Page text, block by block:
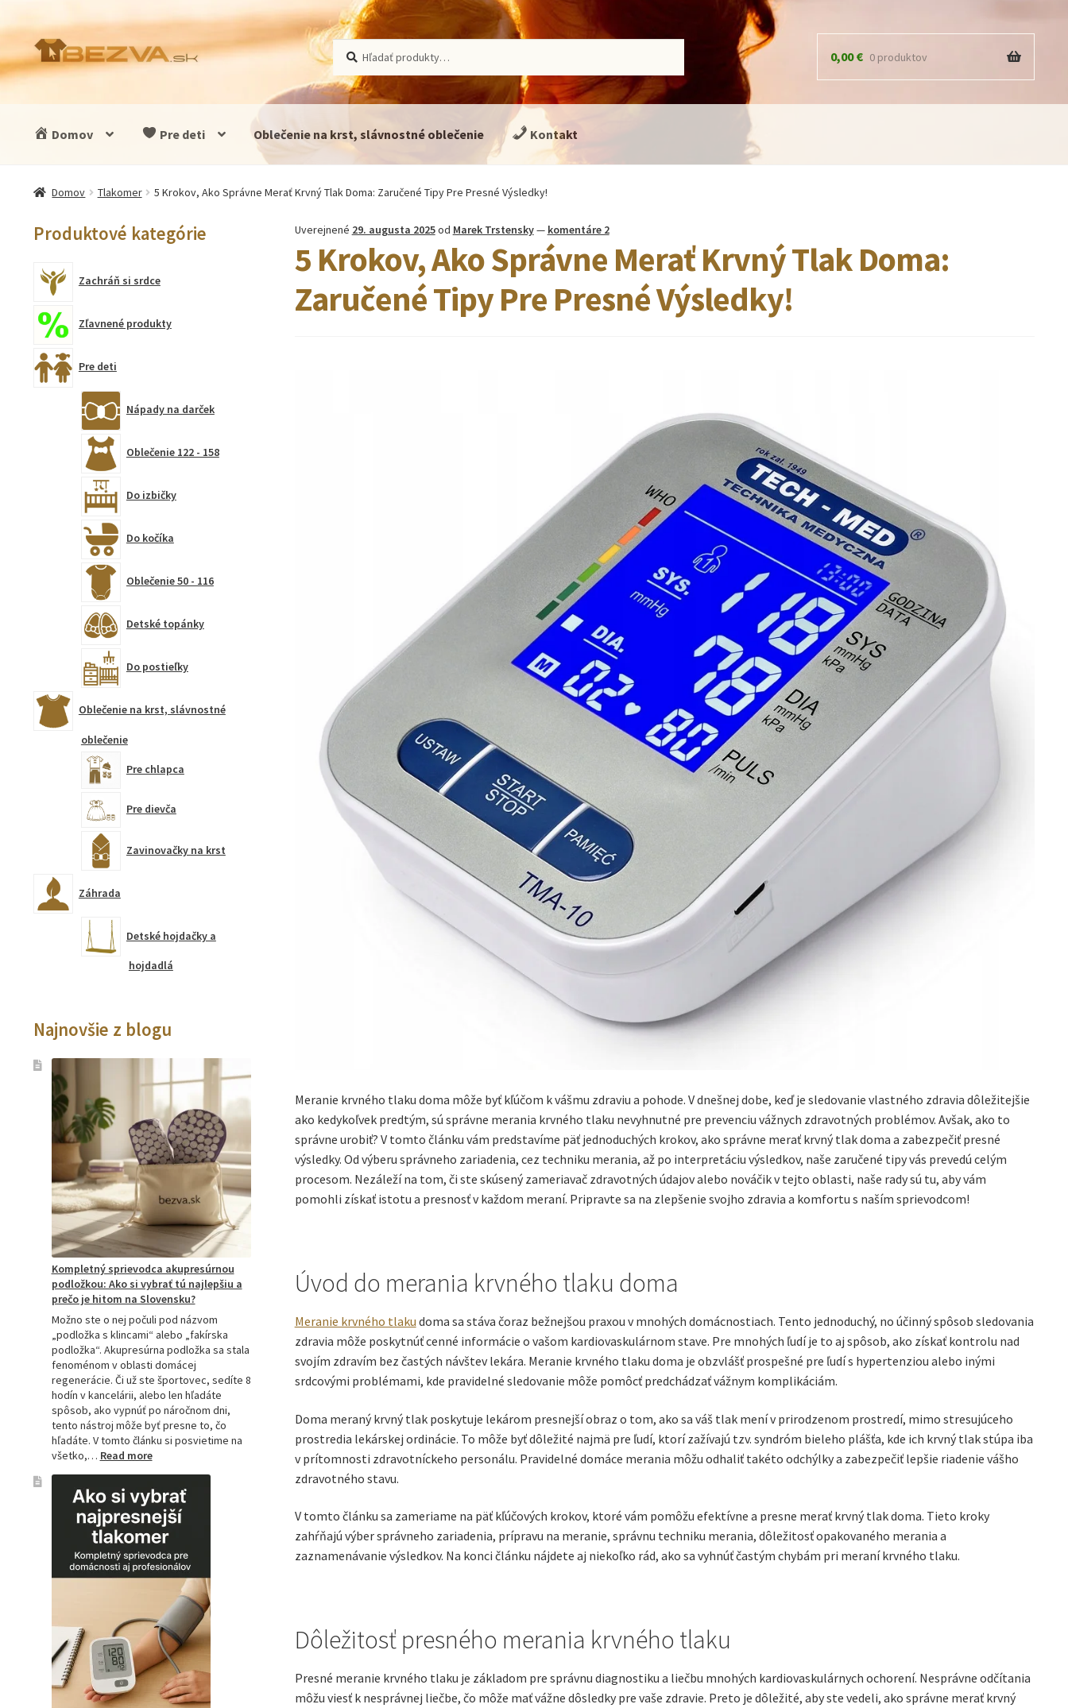
Preskočiť
na
navigáciu
Preskočiť
na
obsah
Hľadať:
Vyhľadávanie
0,00€ 0 produktov
Domov Pre deti Oblečenie na krst, slávnostné oblečenie Kontakt
Domov Tlakomer 5 Krokov, Ako Správne Merať Krvný Tlak Doma: Zaručené Tipy Pre Presné Výsledky!
Uverejnené 29. augusta 2025od Marek Trstensky— komentáre 2
5 Krokov, Ako Správne Merať Krvný Tlak Doma:
Zaručené Tipy Pre Presné Výsledky!
Meranie krvného tlaku doma môže byť kľúčom k vášmu zdraviu a pohode. V dnešnej dobe, keď je sledovanie vlastného zdravia dôležitejšie
ako kedykoľvek predtým, sú správne merania krvného tlaku nevyhnutné pre prevenciu vážnych zdravotných problémov. Avšak, ako to
správne urobiť? V tomto článku vám predstavíme päť jednoduchých krokov, ako správne merať krvný tlak doma a zabezpečiť presné
výsledky. Od výberu správneho zariadenia, cez techniku merania, až po interpretáciu výsledkov, naše zaručené tipy vás prevedú celým
procesom. Nezáleží na tom, či ste skúsený zameriavač zdravotných údajov alebo nováčik v tejto oblasti, naše rady sú tu, aby vám
pomohli získať istotu a presnosť v každom meraní. Pripravte sa na zlepšenie svojho zdravia a komfortu s naším sprievodcom!
Úvod do merania krvného tlaku doma
Meranie krvného tlaku doma sa stáva čoraz bežnejšou praxou v mnohých domácnostiach. Tento jednoduchý, no účinný spôsob sledovania
zdravia môže poskytnúť cenné informácie o vašom kardiovaskulárnom stave. Pre mnohých ľudí je to aj spôsob, ako získať kontrolu nad
svojím zdravím bez častých návštev lekára. Meranie krvného tlaku doma je obzvlášť prospešné pre ľudí s hypertenziou alebo inými
srdcovými problémami, kde pravidelné sledovanie môže pomôcť predchádzať vážnym komplikáciám.
Doma meraný krvný tlak poskytuje lekárom presnejší obraz o tom, ako sa váš tlak mení v prirodzenom prostredí, mimo stresujúceho
prostredia lekárskej ordinácie. To môže byť dôležité najmä pre ľudí, ktorí zažívajú tzv. syndróm bieleho plášťa, kde ich krvný tlak stúpa iba
v prítomnosti zdravotníckeho personálu. Pravidelné domáce merania môžu odhaliť takéto odchýlky a zabezpečiť lepšie riadenie vášho
zdravotného stavu.
V tomto článku sa zameriame na päť kľúčových krokov, ktoré vám pomôžu efektívne a presne merať krvný tlak doma. Tieto kroky
zahŕňajú výber správneho zariadenia, prípravu na meranie, správnu techniku merania, dôležitosť opakovaného merania a
zaznamenávanie výsledkov. Na konci článku nájdete aj niekoľko rád, ako sa vyhnúť častým chybám pri meraní krvného tlaku.
Dôležitosť presného merania krvného tlaku
Presné meranie krvného tlaku je základom pre správnu diagnostiku a liečbu mnohých kardiovaskulárnych ochorení. Nesprávne odčítania
môžu viesť k nesprávnej liečbe, čo môže mať vážne dôsledky pre vaše zdravie. Preto je dôležité, aby ste vedeli, ako správne merať krvný
Produktové kategórie
Zachráň si srdce
Zľavnené produkty
Pre deti
Nápady na darček
Oblečenie 122 - 158
Do izbičky
Do kočíka
Oblečenie 50 - 116
Detské topánky
Do postieľky
Oblečenie na krst, slávnostné
oblečenie
Pre chlapca
Pre dievča
Zavinovačky na krst
Záhrada
Detské hojdačky a
hojdadlá
Najnovšie z blogu
Kompletný sprievodca akupresúrnou
podložkou: Ako si vybrať tú najlepšiu a
prečo je hitom na Slovensku?
Možno ste o nej počuli pod názvom
„podložka s klincami“ alebo „fakírska
podložka“. Akupresúrna podložka sa stala
fenoménom v oblasti domácej
regenerácie. Či už ste športovec, sedíte 8
hodín v kancelárii, alebo len hľadáte
spôsob, ako vypnúť po náročnom dni,
tento nástroj môže byť presne to, čo
hľadáte. V tomto článku si posvietime na
všetko,… Read more:
akupresúrnou
podložkou:
Ako
si
vybrať
tú
najlepšiu
prečo
je
hitom
na
Slovensku?